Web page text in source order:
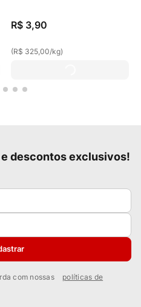
R$ 3,90
(R$ 325,00/kg)
descontos exclusivos!
com nossas
políticas de